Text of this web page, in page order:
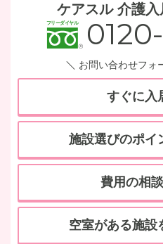
ケアスル 介護
お問い合わせフォ
すぐに入
施設選びのポイ
費用の相
空室がある施設